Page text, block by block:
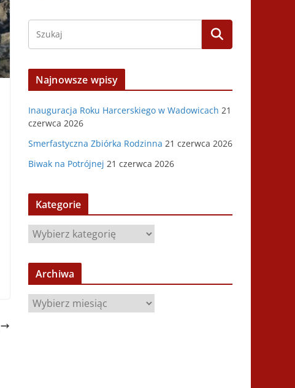
Najnowsze wpisy
Inauguracja Roku Harcerskiego w Wadowicach 21
czerwca 2026
Smerfastyczna Zbiórka Rodzinna 21 czerwca 2026
Biwak na Potrójnej 21 czerwca 2026
Kategorie
K
a
t
g
Archiwa
A
r